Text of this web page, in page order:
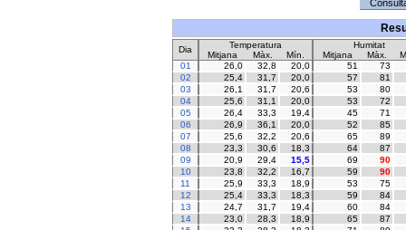
Dia Temperatura
Humitat
Mitjana
Màx. Mín. Mitjana Màx.
01
26,0 32,8 20,0 51
73
02
25,4 31,7 20,0 57
81
03
26,1 31,7 20,6 53
80
04
25,6 31,1 20,0 53
72
05
26,4 33,3 19,4 45
71
06
26,9 36,1 20,0 52
85
07
25,6 32,2 20,6 65
89
08
23,3 30,6 18,3 64
87
09
20,9 29,4 15,5 69
90
10
23,8 32,2 16,7 59
90
11
25,9 33,3 18,9 53
75
12
25,4 33,3 18,3 59
84
13
24,7 31,7 19,4 60
84
14
23,0 28,3 18,9 65
87